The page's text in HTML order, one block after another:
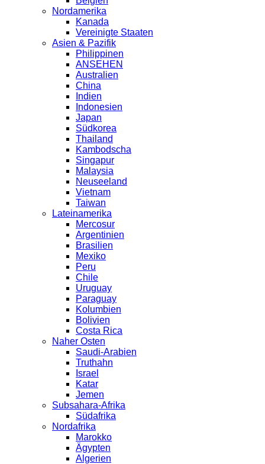
Nordamerika
Kanada
Vereinigte Staaten
Asien & Pazifik
Philippinen
ANSEHEN
Australien
China
Indien
Indonesien
Japan
Südkorea
Thailand
Kambodscha
Singapur
Malaysia
Neuseeland
Vietnam
Taiwan
Lateinamerika
Mercosur
Argentinien
Brasilien
Mexiko
Peru
Chile
Uruguay
Paraguay
Kolumbien
Bolivien
Costa Rica
Naher Osten
Saudi-Arabien
Truthahn
Israel
Katar
Jemen
Subsahara-Afrika
Südafrika
Nordafrika
Marokko
Ägypten
Algerien